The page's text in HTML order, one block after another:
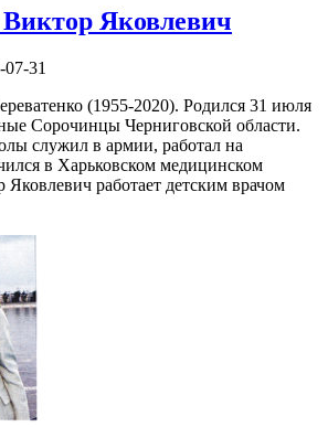
Яковлевич
07-31
(1955-2020). Родился 31 июля
Сорочинцы Черниговской области.
служил в армии, работал на
в Харьковском медицинском
работает детским врачом